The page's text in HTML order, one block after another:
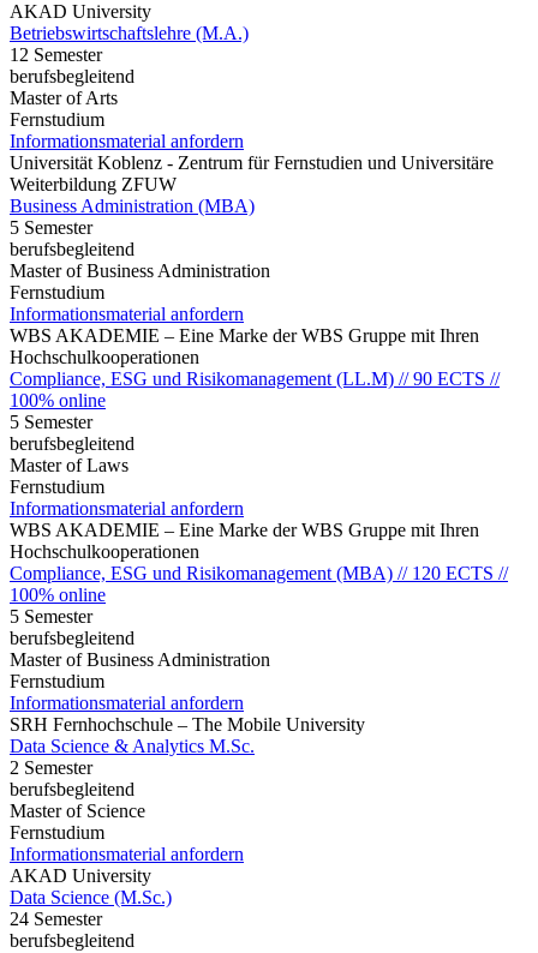
AKAD University
Betriebswirtschaftslehre (M.A.)
12 Semester
berufsbegleitend
Master of Arts
Fernstudium
Informationsmaterial anfordern
Universität Koblenz - Zentrum für Fernstudien und Universitäre
Weiterbildung ZFUW
Business Administration (MBA)
5 Semester
berufsbegleitend
Master of Business Administration
Fernstudium
Informationsmaterial anfordern
WBS AKADEMIE – Eine Marke der WBS Gruppe mit Ihren
Hochschulkooperationen
Compliance, ESG und Risikomanagement (LL.M) // 90 ECTS //
100% online
5 Semester
berufsbegleitend
Master of Laws
Fernstudium
Informationsmaterial anfordern
WBS AKADEMIE – Eine Marke der WBS Gruppe mit Ihren
Hochschulkooperationen
Compliance, ESG und Risikomanagement (MBA) // 120 ECTS //
100% online
5 Semester
berufsbegleitend
Master of Business Administration
Fernstudium
Informationsmaterial anfordern
SRH Fernhochschule – The Mobile University
Data Science & Analytics M.Sc.
2 Semester
berufsbegleitend
Master of Science
Fernstudium
Informationsmaterial anfordern
AKAD University
Data Science (M.Sc.)
24 Semester
berufsbegleitend